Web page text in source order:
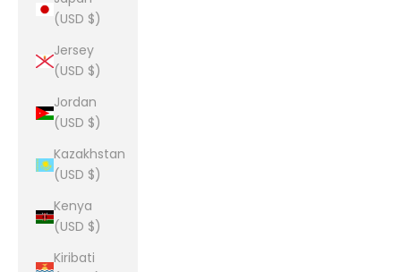
(USD $)
Jersey
(USD $)
Jordan
(USD $)
Kazakhstan
(USD $)
Kenya
(USD $)
Kiribati